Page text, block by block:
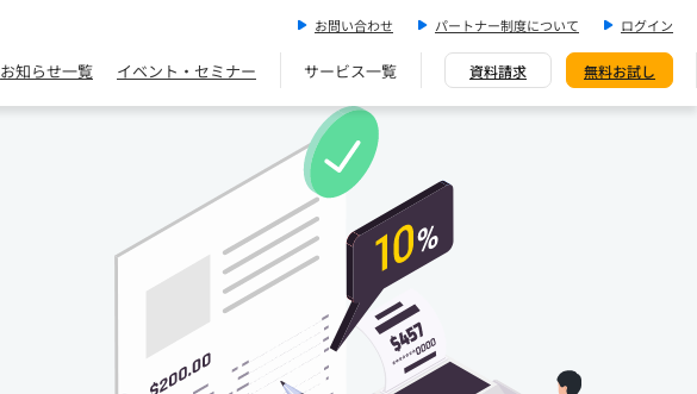
お問い合わせ パートナー制度について ログイン
お知らせ一覧 イベント・セミナー サービス一覧 資料請求 無料お試し